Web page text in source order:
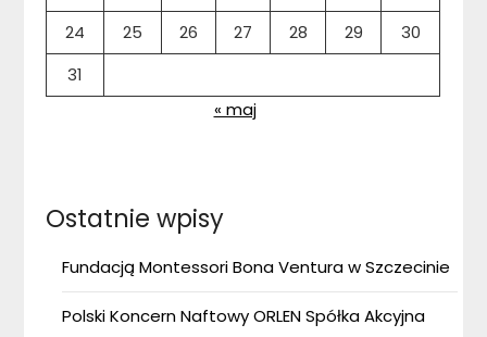
24
25 26 27 28 29
30
31
« maj
Ostatnie wpisy
Fundacją Montessori Bona Ventura w Szczecinie
Polski Koncern Naftowy ORLEN Spółka Akcyjna